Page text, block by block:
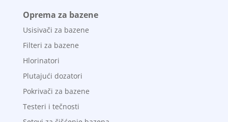
Oprema za bazene
Usisivači za bazene
Filteri za bazene
Hlorinatori
Plutajući dozatori
Pokrivači za bazene
Testeri i tečnosti